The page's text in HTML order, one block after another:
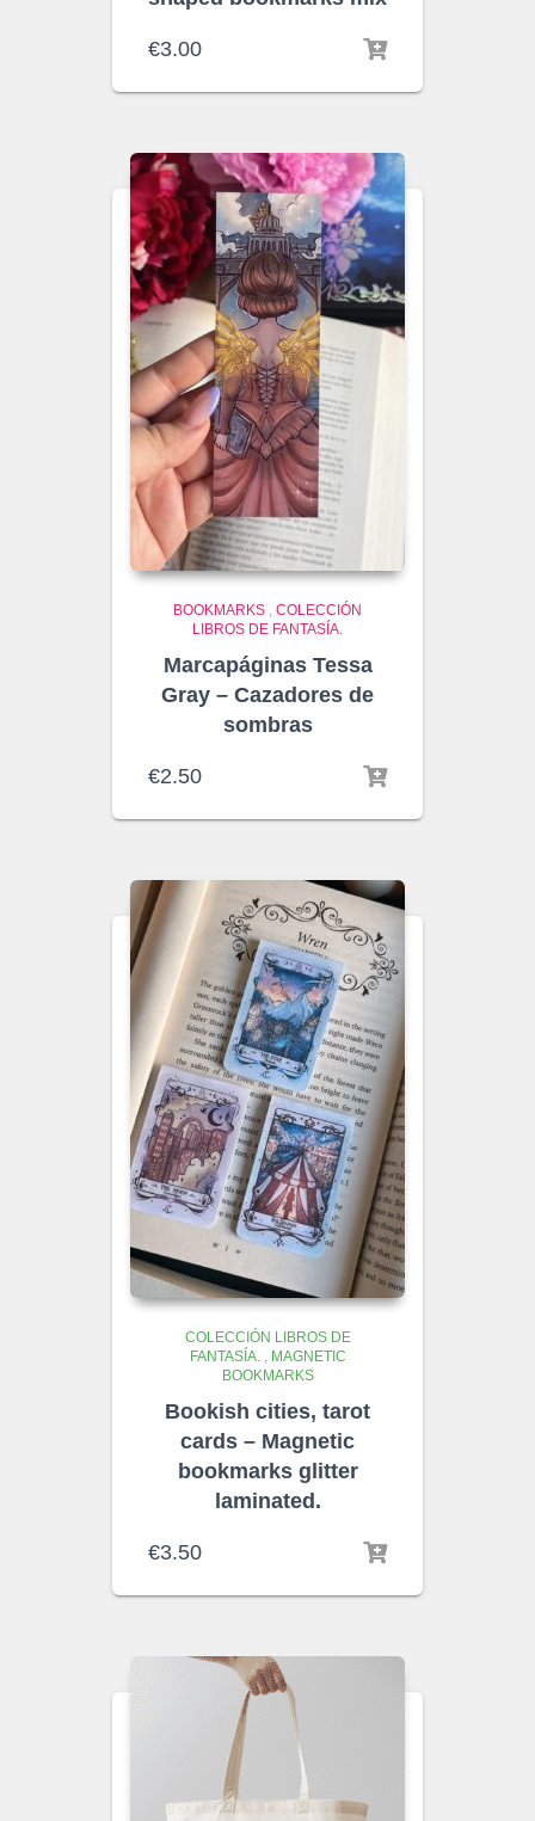
€3.00
BOOKMARKS , COLECCIÓN
LIBROS DE FANTASÍA.
Marcapáginas Tessa
Gray – Cazadores de
sombras
€2.50
COLECCIÓN LIBROS DE
FANTASÍA., MAGNETIC
BOOKMARKS
Bookish cities, tarot
cards – Magnetic
bookmarks glitter
laminated.
€3.50